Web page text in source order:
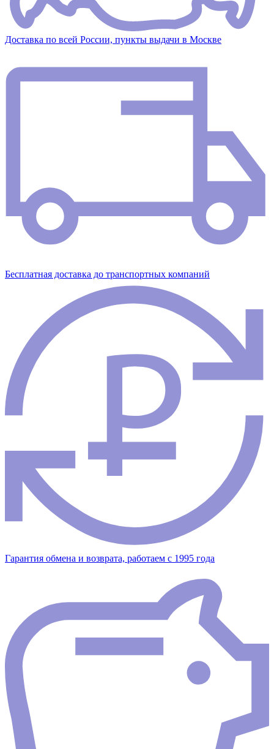
Доставка по всей России, пункты выдачи в Москве
Бесплатная доставка до транспортных компаний
Гарантия обмена и возврата, работаем с 1995 года